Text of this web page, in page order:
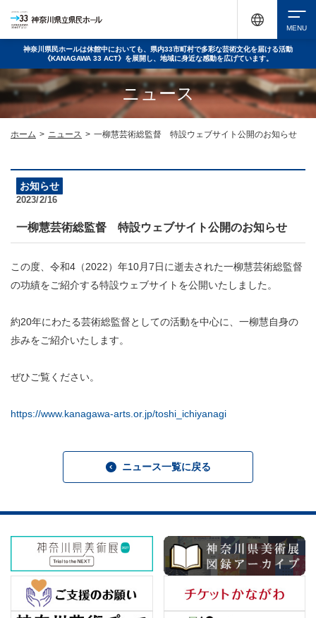
神奈川県民ホールは休館中においても、県内33市町村で多彩な芸術文化を届ける活動
《KANAGAWA 33 ACT》を展開し、地域に身近な感動を広げています。
イベントを探す
・ イベント一覧
・ イベントカレンダー
休館中の県民ホールについて
・ 施設概要
・ パイプオルガン
神奈川県立県民ホールSNS
​​​​​​​​​​​​​神奈川県立県民ホール
チケット購入
ニュース
ホーム > ニュース > 一柳慧芸術総監督 特設ウェブサイト公開のお知らせ
お知らせ
2023/2/16
一柳慧芸術総監督 特設ウェブサイト公開のお知らせ
この度、令和4（2022）年10月7日に逝去された一柳慧芸術総監督
の功績をご紹介する特設ウェブサイトを公開いたしました。
約20年にわたる芸術総監督としての活動を中心に、一柳慧自身の
歩みをご紹介いたします。
ぜひご覧ください。
https://www.kanagawa-arts.or.jp/toshi_ichiyanagi
ニュース一覧に戻る